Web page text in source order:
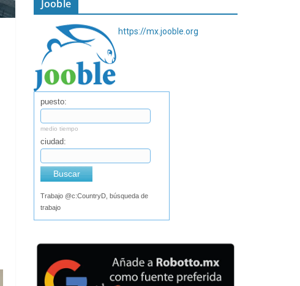
Jooble
https://mx.jooble.org
puesto:
medio tiempo
ciudad:
Buscar
Trabajo @c:CountryD, búsqueda de
trabajo